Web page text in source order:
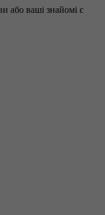
або ваші знайомі є